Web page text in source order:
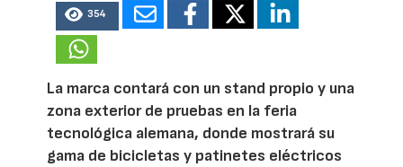
354
La marca contará con un stand propio y una
zona exterior de pruebas en la feria
tecnológica alemana, donde mostrará su
gama de bicicletas y patinetes eléctricos